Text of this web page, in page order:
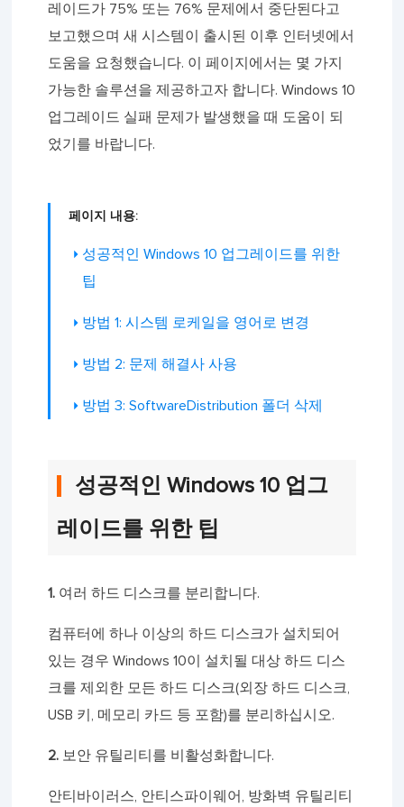
레이드가 75% 또는 76% 문제에서 중단된다고
보고했으며 새 시스템이 출시된 이후 인터넷에서
도움을 요청했습니다. 이 페이지에서는 몇 가지
가능한 솔루션을 제공하고자 합니다. Windows 10
업그레이드 실패 문제가 발생했을 때 도움이 되
었기를 바랍니다.
페이지 내용:
성공적인 Windows 10 업그레이드를 위한
팁
방법 1: 시스템 로케일을 영어로 변경
방법 2: 문제 해결사 사용
방법 3: SoftwareDistribution 폴더 삭제
성공적인 Windows 10 업그
레이드를 위한 팁
1. 여러 하드 디스크를 분리합니다.
컴퓨터에 하나 이상의 하드 디스크가 설치되어
있는 경우 Windows 10이 설치될 대상 하드 디스
크를 제외한 모든 하드 디스크(외장 하드 디스크,
USB 키, 메모리 카드 등 포함)를 분리하십시오.
2. 보안 유틸리티를 비활성화합니다.
안티바이러스, 안티스파이웨어, 방화벽 유틸리티